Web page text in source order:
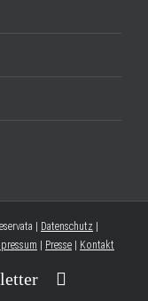
| Datenschutz
Presse Kontakt